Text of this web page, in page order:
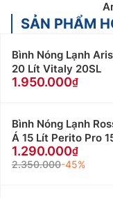
SẢN PHẨM
Bình Nóng Lạnh
20 Lít Vitaly 20SL
1.950.000
Bình Nóng Lạnh
Á 15 Lít Perito Pro
1.290.000
2.350.000-45%